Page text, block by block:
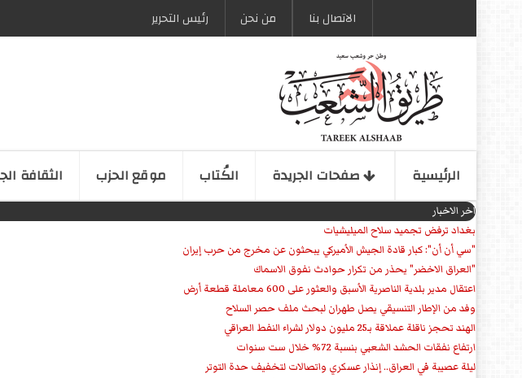
الاتصال بنا من نحن رئیس التحریر
الرئیسیة صفحات الجریدة الكُتاب موقع الحزب الثقافة
اخر الاخبار
بغداد ترفض تجميد سلاح الميليشيات
"سي أن أن": كبار قادة الجيش الأميركي يبحثون عن مخرج من حرب إيران
"العراق الاخضر" يحذر من تكرار حوادث نفوق الاسماك
اعتقال مدير بلدية الناصرية الأسبق والعثور على 600 معاملة قطعة أرض
وفد من الإطار التنسيقي يصل طهران لبحث ملف حصر السلاح
الهند تحجز ناقلة عملاقة بـ25 مليون دولار لشراء النفط العراقي
ارتفاع نفقات الحشد الشعبي بنسبة 72% خلال ست سنوات
ليلة عصيبة في العراق.. إنذار عسكري واتصالات لتخفيف حدة التوتر